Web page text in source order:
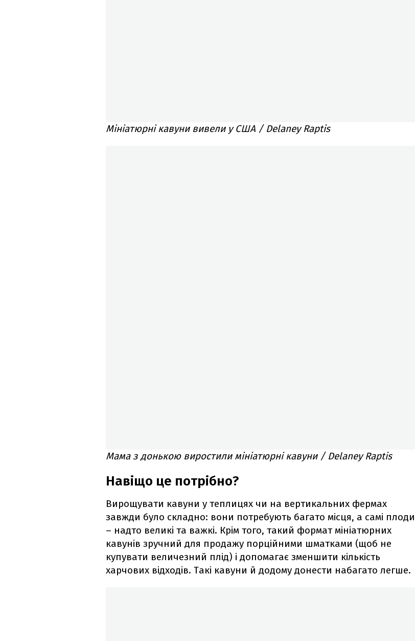
Мініатюрні кавуни вивели у США / Delaney Raptis
Мама з донькою виростили мініатюрні кавуни / Delaney Raptis
Навіщо це потрібно?
Вирощувати кавуни у теплицях чи на вертикальних фермах
завжди було складно: вони потребують багато місця, а самі плоди
– надто великі та важкі. Крім того, такий формат мініатюрних
кавунів зручний для продажу порційними шматками (щоб не
купувати величезний плід) і допомагає зменшити кількість
харчових відходів. Такі кавуни й додому донести набагато легше.